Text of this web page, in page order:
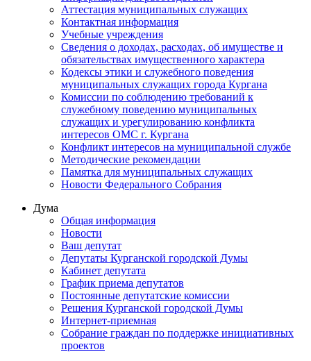
Аттестация муниципальных служащих
Контактная информация
Учебные учреждения
Сведения о доходах, расходах, об имуществе и
обязательствах имущественного характера
Кодексы этики и служебного поведения
муниципальных служащих города Кургана
Комиссии по соблюдению требований к
служебному поведению муниципальных
служащих и урегулированию конфликта
интересов ОМС г. Кургана
Конфликт интересов на муниципальной службе
Методические рекомендации
Памятка для муниципальных служащих
Новости Федерального Cобрания
Дума
Общая информация
Новости
Ваш депутат
Депутаты Курганской городской Думы
Кабинет депутата
График приема депутатов
Постоянные депутатские комиссии
Решения Курганской городской Думы
Интернет-приемная
Собрание граждан по поддержке инициативных
проектов